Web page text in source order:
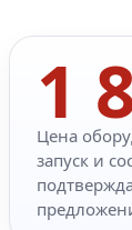
1
Цена
запуск и